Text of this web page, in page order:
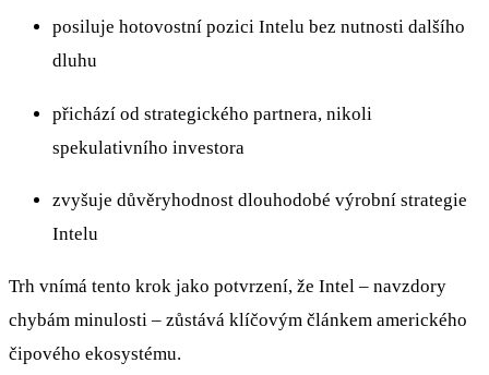
posiluje hotovostní pozici Intelu bez nutnosti dalšího
dluhu
přichází od strategického partnera, nikoli
spekulativního investora
zvyšuje důvěryhodnost dlouhodobé výrobní strategie
Intelu
Trh vnímá tento krok jako potvrzení, že Intel – navzdory
chybám minulosti – zůstává klíčovým článkem amerického
čipového ekosystému.